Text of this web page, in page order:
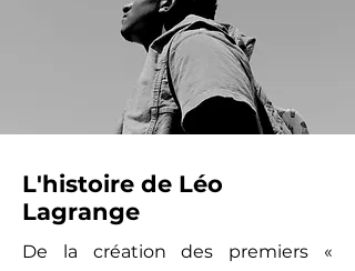
L'histoire de Léo
Lagrange
De la création des premiers «